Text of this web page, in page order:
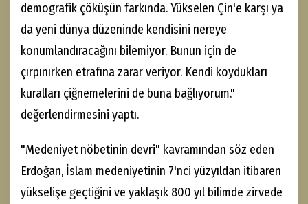
demografik çöküşün farkında. Yükselen Çin'e karşı ya
da yeni dünya düzeninde kendisini nereye
konumlandıracağını bilemiyor. Bunun için de
çırpınırken etrafına zarar veriyor. Kendi koydukları
kuralları çiğnemelerini de buna bağlıyorum."
değerlendirmesini yaptı.
"Medeniyet nöbetinin devri" kavramından söz eden
Erdoğan, İslam medeniyetinin 7'nci yüzyıldan itibaren
yükselişe geçtiğini ve yaklaşık 800 yıl bilimde zirvede